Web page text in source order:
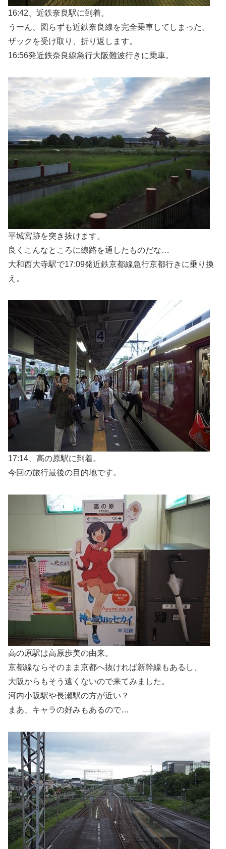
16:42、近鉄奈良駅に到着。
うーん、図らずも近鉄奈良線を完全乗車してしまった。
ザックを受け取り、折り返します。
16:56発近鉄奈良線急行大阪難波行きに乗車。
平城宮跡を突き抜けます。
良くこんなところに線路を通したものだな…
大和西大寺駅で17:09発近鉄京都線急行京都行きに乗り換
え。
17:14、高の原駅に到着。
今回の旅行最後の目的地です。
高の原駅は高原歩美の由来。
京都線ならそのまま京都へ抜ければ新幹線もあるし、
大阪からもそう遠くないので来てみました。
河内小阪駅や長瀬駅の方が近い？
まあ、キャラの好みもあるので…